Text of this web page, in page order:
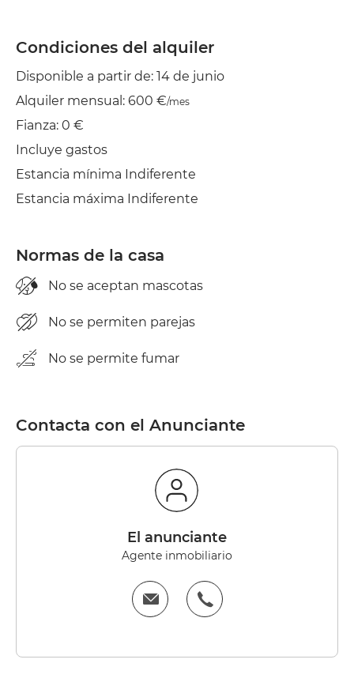
asegurarnos de que cumpla con nuestros estrictos
Uniplaces para un viaje de alquiler suave, confiable
y con una buena relación calidad-precio.
Condiciones del alquiler
Disponible a partir de: 14 de junio
Alquiler mensual: 600 €/mes
Fianza: 0 €
Incluye gastos
Estancia mínima Indiferente
Estancia máxima Indiferente
Normas de la casa
No se aceptan mascotas
No se permiten parejas
No se permite fumar
Contacta con el Anunciante
el anunciante
Agente inmobiliario